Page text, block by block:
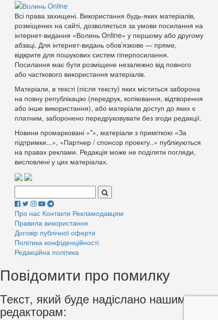
Всі права захищені. Використання будь-яких матеріалів,
розміщених на сайті, дозволяється за умови посилання на
інтернет-видання «Волинь Online» у першому або другому
абзаці. Для інтернет-видань обов’язкове — пряме,
відкрите для пошукових систем гіперпосилання.
Посилання має бути розміщене незалежно від повного
або часткового використання матеріалів.
Матеріали, в тексті (після тексту) яких міститься заборона
на повну републікацію (передрук, копіювання, відтворення
або інше використання), або матеріали доступ до яких є
платним, заборонено передруковувати без згоди редакції.
Новини промарковані «*», матеріали з приміткою «За
підтримки...», «Партнер / спонсор проекту..» публікуються
на правах реклами. Редакція може не поділяти погляди,
висловлені у цих матеріалах.
Про нас Контакти Рекламодавцям
Правила використання
Договір публічної оферти
Політика конфіденційності
Редакційна політика
Повідомити про помилку
Текст, який буде надіслано нашим
редакторам: